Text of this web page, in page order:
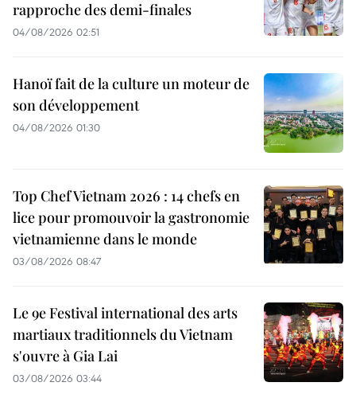
rapproche des demi-finales
04/08/2026 02:51
Hanoï fait de la culture un moteur de
son développement
04/08/2026 01:30
Top Chef Vietnam 2026 : 14 chefs en
lice pour promouvoir la gastronomie
vietnamienne dans le monde
03/08/2026 08:47
Le 9e Festival international des arts
martiaux traditionnels du Vietnam
s'ouvre à Gia Lai
03/08/2026 03:44